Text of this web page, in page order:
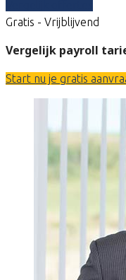
Gratis - Vrijblijvend
Vergelijk payroll
Start nu je gratis